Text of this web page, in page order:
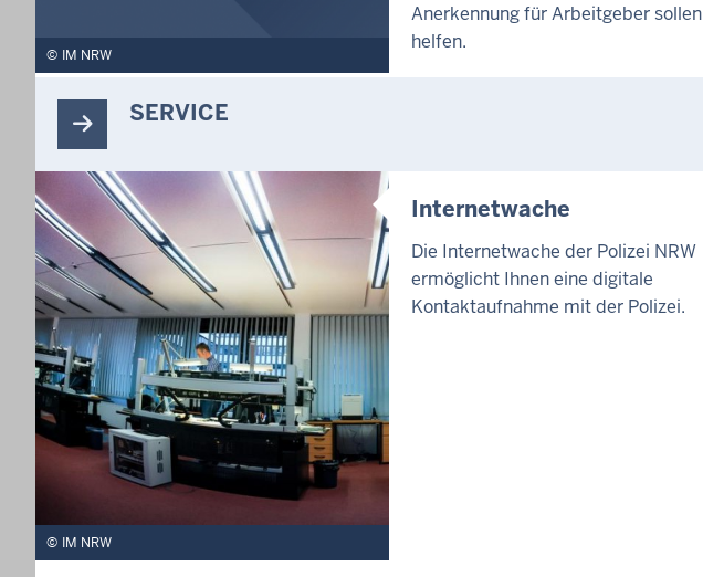
IM NRW
Anerkennung für Arbeitgeber sollen
helfen.
SERVICE
IM NRW
Internetwache
Die Internetwache der Polizei NRW
ermöglicht Ihnen eine digitale
Kontaktaufnahme mit der Polizei.